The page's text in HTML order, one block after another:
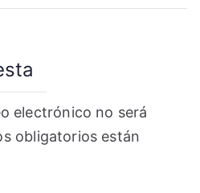
electrónico no será
obligatorios están